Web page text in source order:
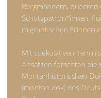
Bergmännern, queeren
Schutzpatron*innen,
migrantischen
Mit spekulativen,
Ansätzen forschten die
Montanhistorischen
(montan.dok) des